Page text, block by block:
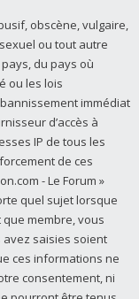
obscène, vulgaire,
ou tout autre
du pays où
ou les lois
immédiat
d’accès à
IP de tous les
de ces
- Le Forum »
quel sujet lorsque
membre, vous
saisies soient
ces informations ne
consentement, ni